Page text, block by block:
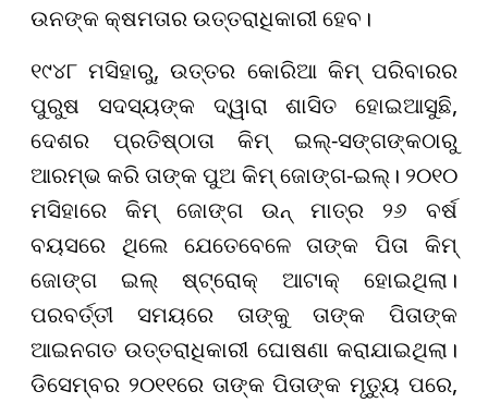
ଉନଙ୍କ କ୍ଷମତାର ଉତ୍ତରାଧିକାରୀ ହେବ।
୧୯୪୮ ମସିହାରୁ, ଉତ୍ତର କୋରିଆ କିମ୍ ପରିବାରର
ପୁରୁଷ ସଦସ୍ୟଙ୍କ ଦ୍ୱାରା ଶାସିତ ହୋଇଆସୁଛି,
ଦେଶର ପ୍ରତିଷ୍ଠାତା କିମ୍ ଇଲ୍-ସଙ୍ଗଙ୍କଠାରୁ
ଆରମ୍ଭ କରି ତାଙ୍କ ପୁଅ କିମ୍ ଜୋଙ୍ଗ-ଇଲ୍। ୨୦୧୦
ମସିହାରେ କିମ୍ ଜୋଙ୍ଗ ଉନ୍ ମାତ୍ର ୨୬ ବର୍ଷ
ବୟସରେ ଥିଲେ ଯେତେବେଳେ ତାଙ୍କ ପିତା କିମ୍
ଜୋଙ୍ଗ ଇଲ୍ ଷ୍ଟ୍ରୋକ୍ ଆଟାକ୍‌ ହୋଇଥିଲା।
ପରବର୍ତ୍ତୀ ସମୟରେ ତାଙ୍କୁ ତାଙ୍କ ପିତାଙ୍କ
ଆଇନଗତ ଉତ୍ତରାଧିକାରୀ ଘୋଷଣା କରାଯାଇଥିଲା।
ଡିସେମ୍ବର ୨୦୧୧ରେ ତାଙ୍କ ପିତାଙ୍କ ମୃତ୍ୟୁ ପରେ,